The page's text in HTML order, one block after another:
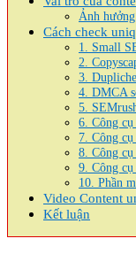
Ảnh
Cách check
1. Small
2.
3.
4. DMCA
5.
6. Công
7. Công
8. Công cụ
9. Công
10. Phần
Video Content
Kết luận